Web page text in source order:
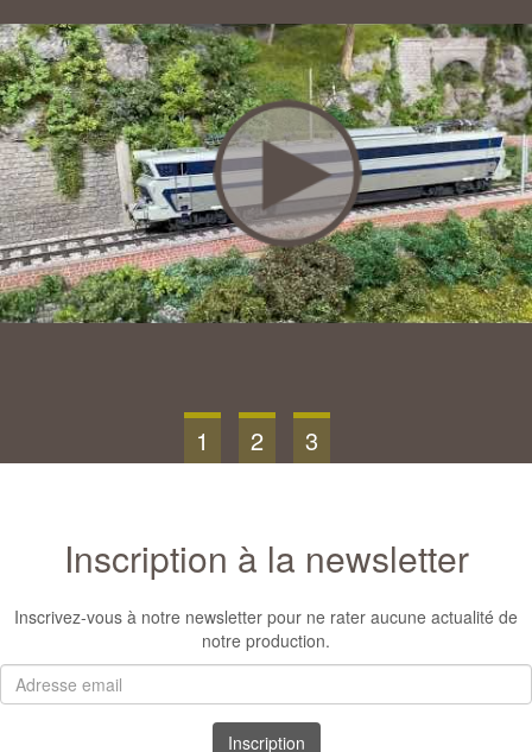
1 2 3
Inscription à la newsletter
Inscrivez-vous à notre newsletter pour ne rater aucune actualité de
notre production.
email
Inscription